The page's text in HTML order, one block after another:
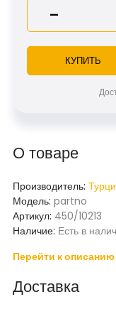
О товаре
Производитель:
Модель: partno
Артикул: 450/10213
Наличие: Есть в
Перейти к описанию
Доставка
-
КУПИТЬ